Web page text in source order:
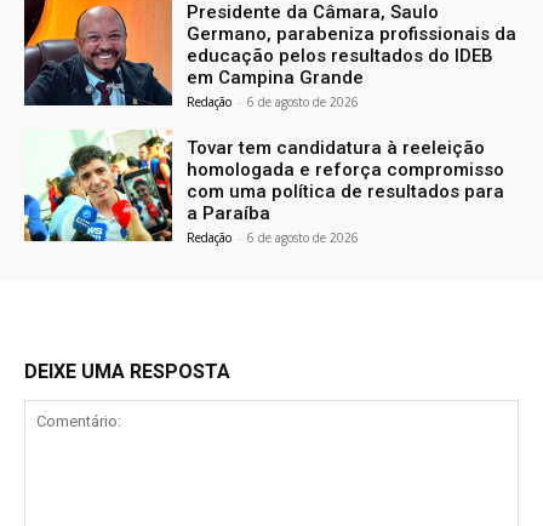
Presidente da Câmara, Saulo
Germano, parabeniza profissionais da
educação pelos resultados do IDEB
em Campina Grande
Redação - 6 de agosto de 2026
Tovar tem candidatura à reeleição
homologada e reforça compromisso
com uma política de resultados para
a Paraíba
Redação - 6 de agosto de 2026
DEIXE UMA RESPOSTA